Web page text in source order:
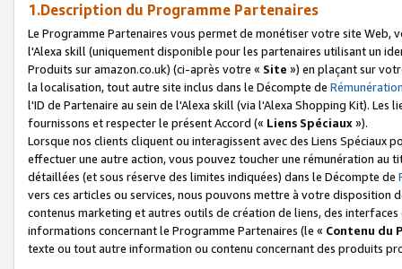
1.Description du Programme Partenaires
Le Programme Partenaires vous permet de monétiser votre site Web,
l'Alexa skill (uniquement disponible pour les partenaires utilisant un
Produits sur amazon.co.uk) (ci-après votre « Site ») en plaçant sur
la localisation, tout autre site inclus dans le Décompte de
l'ID de Partenaire au sein de l'Alexa skill (via l'Alexa Shopping Kit).
fournissons et respecter le présent Accord (« Liens Spéciaux»).
Lorsque nos clients cliquent ou interagissent avec des Liens Spéciaux
effectuer une autre action, vous pouvez toucher une rémunération
détaillées (et sous réserve des limites indiquées) dans le Décompte de
vers ces articles ou services, nous pouvons mettre à votre disposition
contenus marketing et autres outils de création de liens, des
informations concernant le Programme Partenaires (le « Contenu du
texte ou tout autre information ou contenu concernant des produits